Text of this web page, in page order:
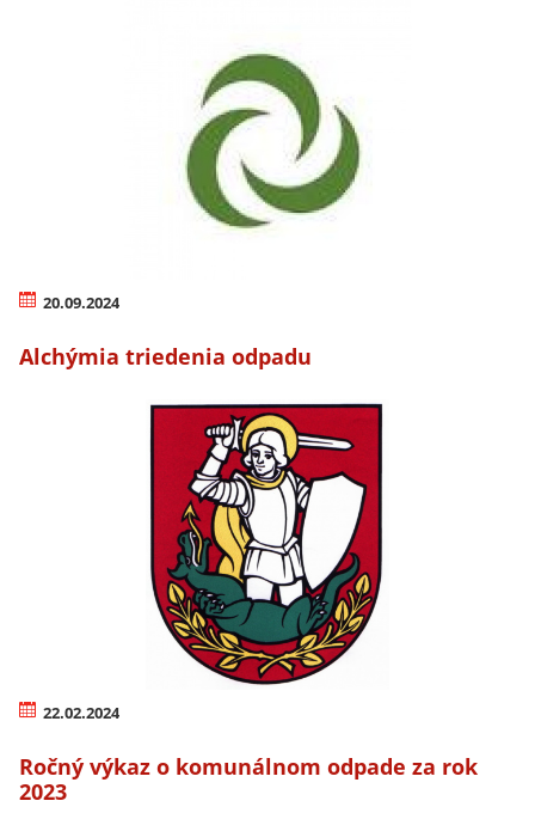
20.09.2024
Alchýmia triedenia odpadu
22.02.2024
Ročný výkaz o komunálnom odpade za rok
2023